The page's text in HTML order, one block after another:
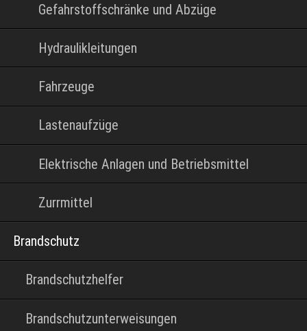
Gefahrstoffschränke und Abzüge
Hydraulikleitungen
Fahrzeuge
Lastenaufzüge
Elektrische Anlagen und Betriebsmittel
Zurrmittel
Brandschutz
Brandschutzhelfer
Brandschutzunterweisungen